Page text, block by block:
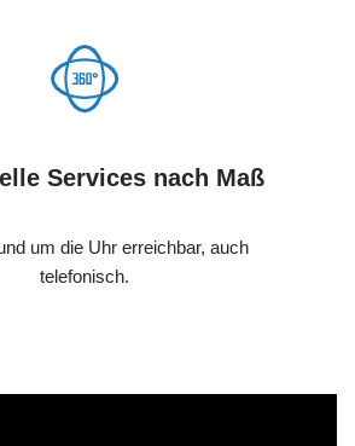
Services nach Maß
um die Uhr erreichbar, auch
telefonisch.